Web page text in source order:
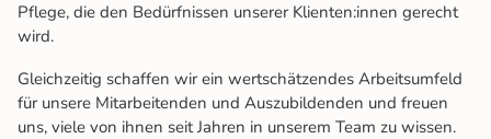
Pflege, die den Bedürfnissen unserer Klienten:innen gerecht
wird.
Gleichzeitig schaffen wir ein wertschätzendes Arbeitsumfeld
für unsere Mitarbeitenden und Auszubildenden und freuen
uns, viele von ihnen seit Jahren in unserem Team zu wissen.